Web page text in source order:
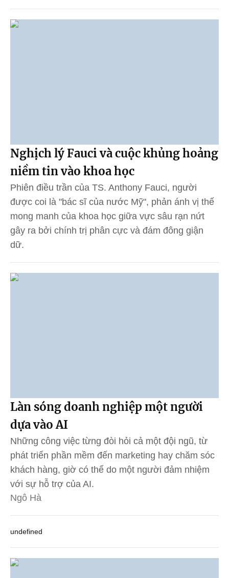
Nghịch lý Fauci và cuộc khủng hoảng
niềm tin vào khoa học
Phiên điều trần của TS. Anthony Fauci, người
được coi là "bác sĩ của nước Mỹ", phản ánh vị thế
mong manh của khoa học giữa vực sâu rạn nứt
gây ra bởi chính trị phân cực và đám đông giận
dữ.
Làn sóng doanh nghiệp một người
dựa vào AI
Những công việc từng đòi hỏi cả một đội ngũ, từ
phát triển phần mềm đến marketing hay chăm sóc
khách hàng, giờ có thể do một người đảm nhiệm
với sự hỗ trợ của AI.
Ngô Hà
undefined